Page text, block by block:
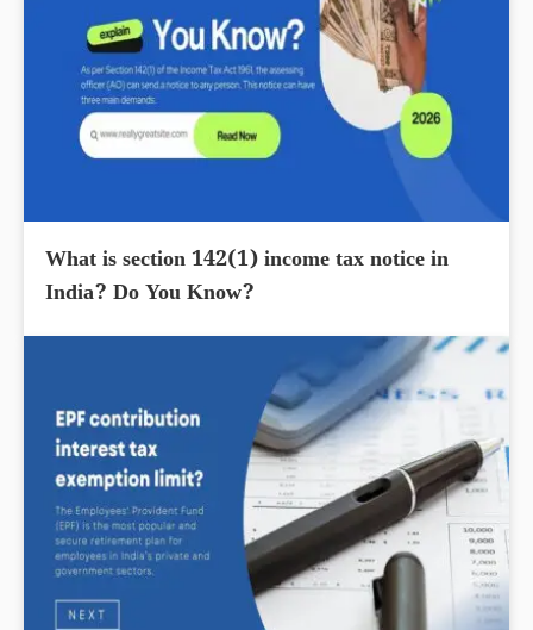
What is section 142(1) income tax notice in
India? Do You Know?